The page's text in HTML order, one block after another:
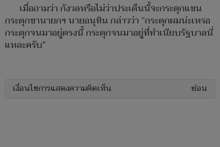
เมื่อถามว่า กังวลหรือไม่ว่าประเด็นนี้จะกระตุกแขน
กระตุกขานายกฯ นายอนุทิน กล่าวว่า “กระตุกผมน่ะเหรอ
กระตุกจนมาอยู่ตรงนี้ กระตุกจนมาอยู่ที่ทำเนียบรัฐบาลนี่
แหละครับ”
เงื่อนไขการแสดงความคิดเห็น ซ่อน